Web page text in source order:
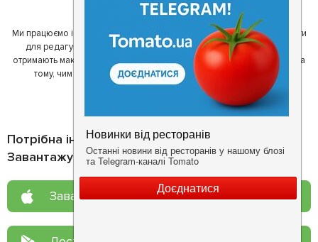
один одному у виборі кращих місць.
Ми працюємо і з ресторанами. Для них ми надаємо зручні інструменти
для редагування інформації про себе - в результаті відвідувачі
отримають максимум інформації, а ресторан зможе зосередитися на
тому, чим він любить займатися більше всього - смачній їжі.
Потрібна інформація про заклад?
Завантажуйте додаток!
Завантажте у App Store